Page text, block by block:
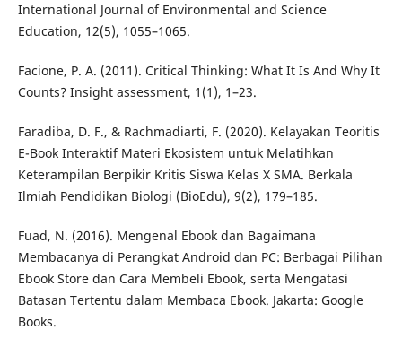
International Journal of Environmental and Science
Education, 12(5), 1055–1065.
Facione, P. A. (2011). Critical Thinking: What It Is And Why It
Counts? Insight assessment, 1(1), 1–23.
Faradiba, D. F., & Rachmadiarti, F. (2020). Kelayakan Teoritis
E-Book Interaktif Materi Ekosistem untuk Melatihkan
Keterampilan Berpikir Kritis Siswa Kelas X SMA. Berkala
Ilmiah Pendidikan Biologi (BioEdu), 9(2), 179–185.
Fuad, N. (2016). Mengenal Ebook dan Bagaimana
Membacanya di Perangkat Android dan PC: Berbagai Pilihan
Ebook Store dan Cara Membeli Ebook, serta Mengatasi
Batasan Tertentu dalam Membaca Ebook. Jakarta: Google
Books.